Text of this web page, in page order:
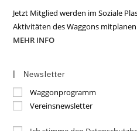
Jetzt Mitglied werden im Soziale
Aktivitäten des Waggons
MEHR INFO
Newsletter
Waggonprogramm
Vereinsnewsletter